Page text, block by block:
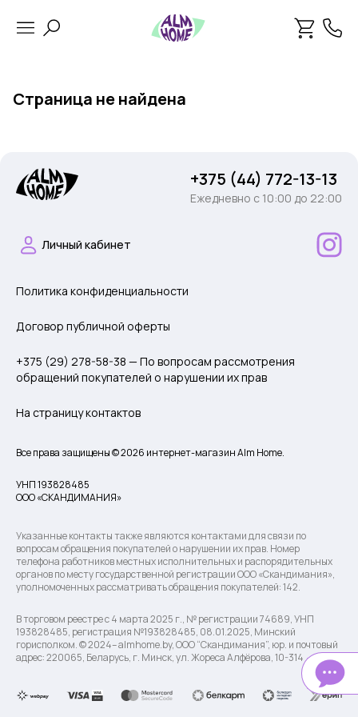
Страница не найдена
+375 (44) 772-13-13
Ежедневно c 10:00 до 22:00
Личный кабинет
Политика конфиденциальности
Договор публичной оферты
+375 (29) 278-58-38 — По вопросам рассмотрения
обращений покупателей о нарушении их прав
На страницу контактов
Все права защищены © 2026 интернет-магазин Alm Home.
УНП 193828485
ООО «СКАНДИМАНИЯ»
Указанные контакты также являются контактами для связи по
вопросам обращения покупателей о нарушении их прав. Номер
телефона работников местных исполнительных и распорядительных
органов по месту государственной регистрации ООО «Скандимания»,
уполномоченных рассматривать обращения покупателей: 142.
В торговом реестре с 4 марта 2025 г., № регистрации 74689, УНП
193828485, регистрация №193828485, 08.01.2025, Минский
горисполком. © 2024– almhome.by, ООО “Скандимания”, юр. и почтовый
адрес: 220065, Беларусь, г. Минск, ул. Жореса Алфёрова, 10-314